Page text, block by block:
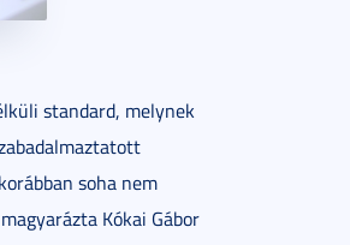
standard, melynek
soha nem
Kókai Gábor